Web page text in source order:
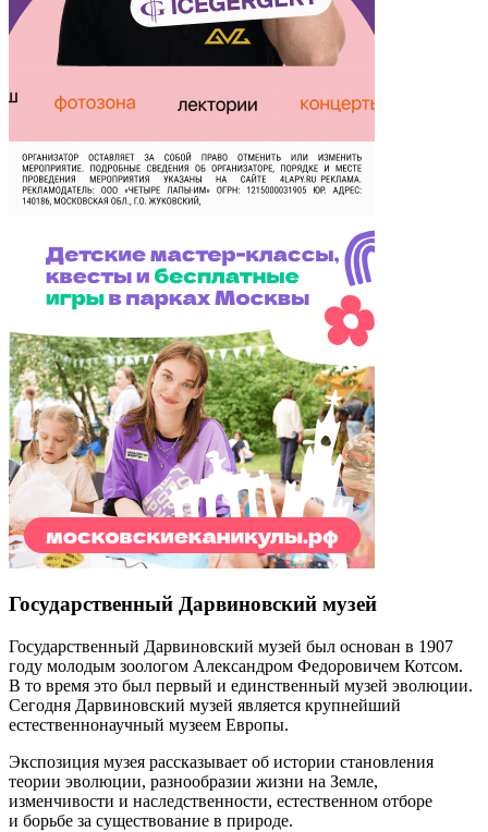
Государственный Дарвиновский музей
Государственный Дарвиновский музей был основан в 1907
году молодым зоологом Александром Федоровичем Котсом.
В то время это был первый и единственный музей эволюции.
Сегодня Дарвиновский музей является крупнейший
естественнонаучный музеем Европы.
Экспозиция музея рассказывает об истории становления
теории эволюции, разнообразии жизни на Земле,
изменчивости и наследственности, естественном отборе
и борьбе за существование в природе.